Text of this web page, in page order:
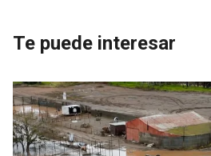
Te puede interesar